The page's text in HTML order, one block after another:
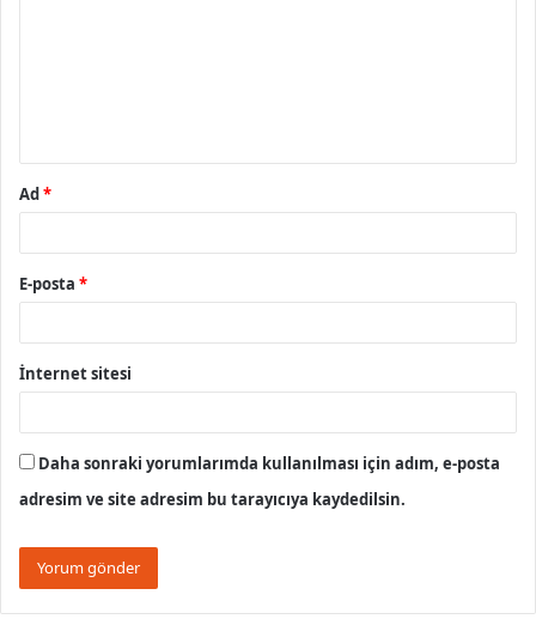
Ad*
E-posta *
İnternet sitesi
Daha sonraki yorumlarımda kullanılması için adım, e-posta
adresim ve site adresim bu tarayıcıya kaydedilsin.